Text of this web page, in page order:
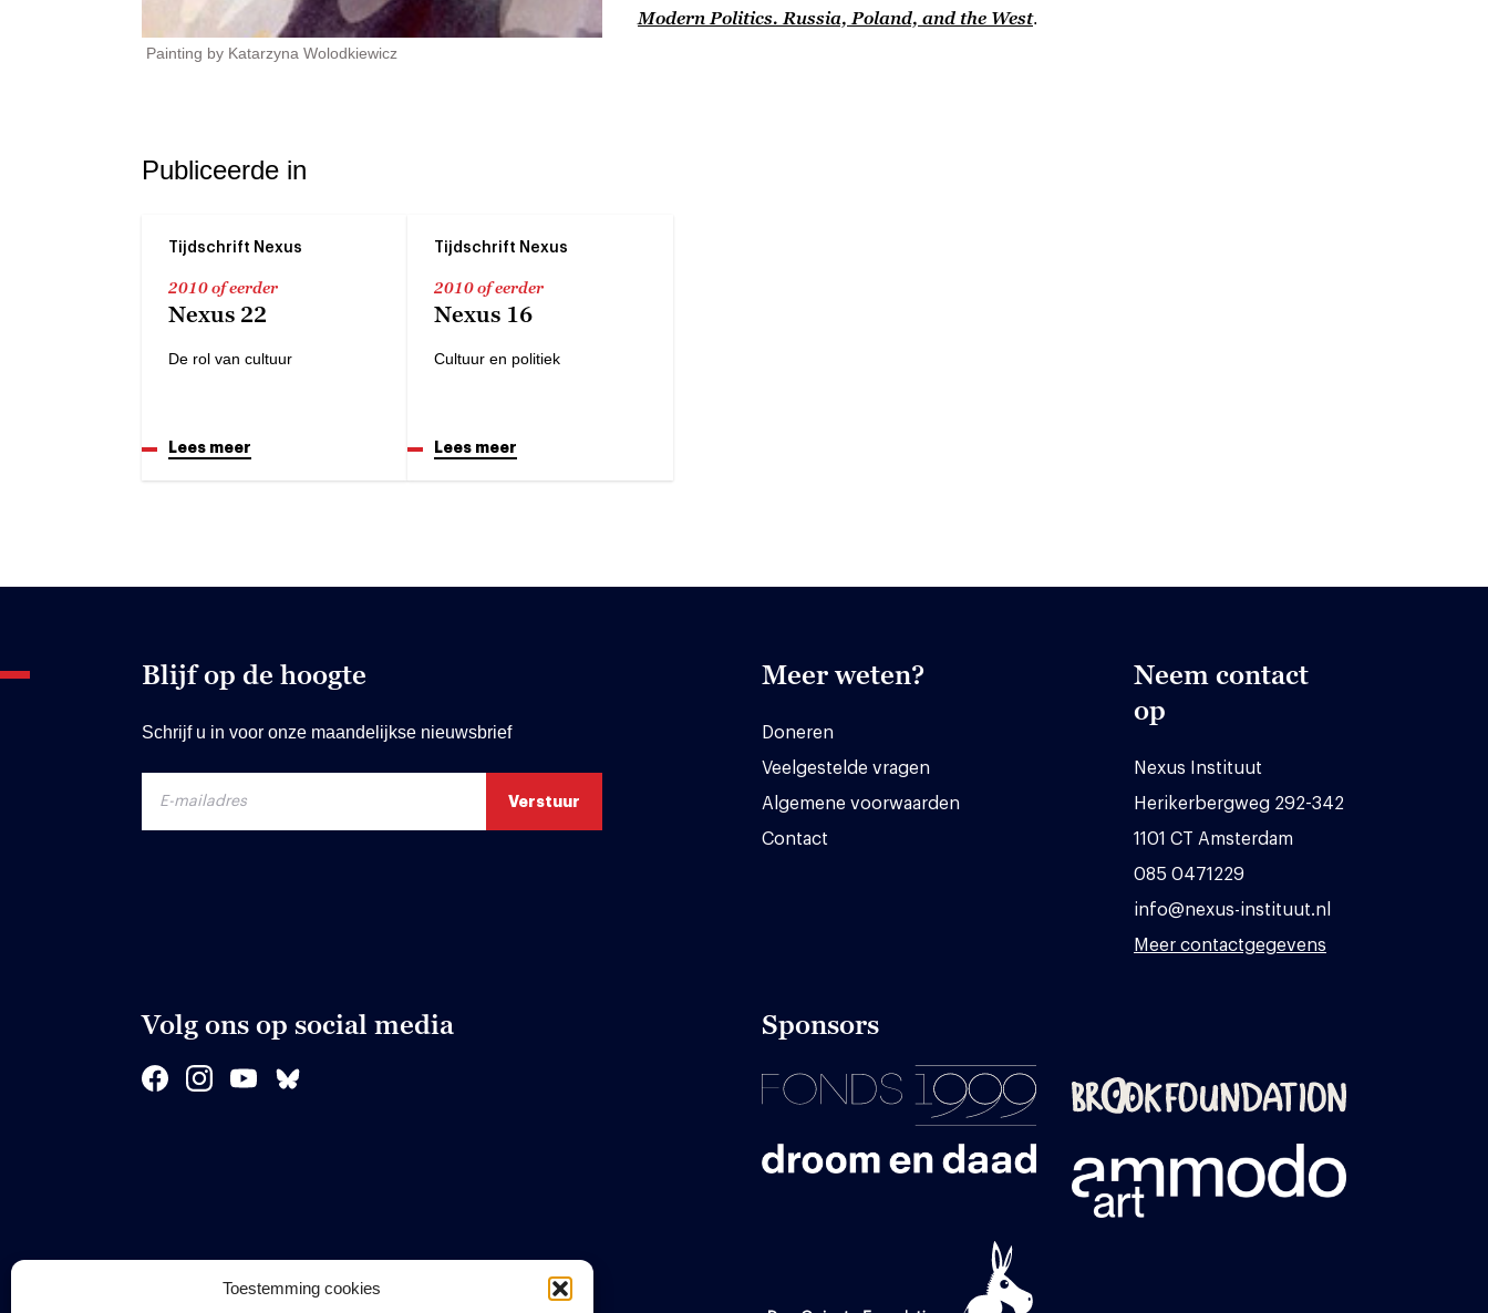
Toestemming cookies
Painting by Katarzyna Wolodkiewicz
Modern Politics. Russia, Poland, and the West.
Publiceerde in
Tijdschrift Nexus
2010 of eerder
Nexus 22
De rol van cultuur
Lees meer
Tijdschrift Nexus
2010 of eerder
Nexus 16
Cultuur en politiek
Lees meer
Blijf op de hoogte
Schrijf u in voor onze maandelijkse nieuwsbrief
Meer weten?
Doneren
Veelgestelde vragen
Algemene voorwaarden
Contact
Neem contact
op
Nexus Instituut
Herikerbergweg 292-342
1101 CT Amsterdam
085 0471229
info@nexus-instituut.nl
Meer contactgegevens
Volg ons op social media Sponsors